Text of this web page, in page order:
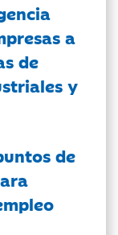
a
de
y
de